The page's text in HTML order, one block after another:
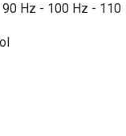
90 Hz - 100 Hz - 110